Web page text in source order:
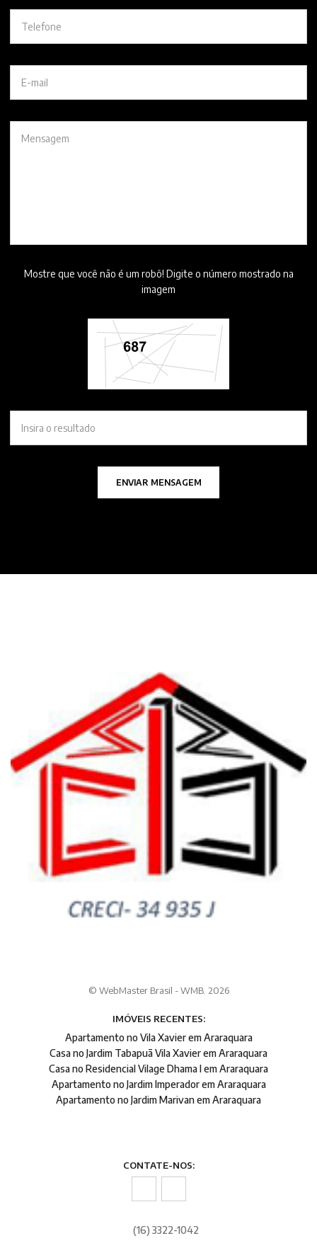
Mostre que você não é um robô! Digite o número mostrado na
imagem
ENVIAR MENSAGEM
© WebMaster Brasil - WMB. 2026
IMÓVEIS RECENTES:
Apartamento no Vila Xavier em Araraquara
Casa no Jardim Tabapuã Vila Xavier em Araraquara
Casa no Residencial Vilage Dhama I em Araraquara
Apartamento no Jardim Imperador em Araraquara
Apartamento no Jardim Marivan em Araraquara
CONTATE-NOS:
(16) 3322-1042